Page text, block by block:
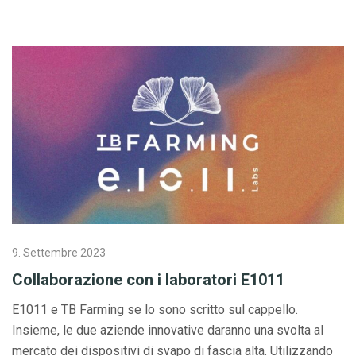
9. Settembre 2023
Collaborazione con i laboratori E1011
E1011 e TB Farming se lo sono scritto sul cappello.
Insieme, le due aziende innovative daranno una svolta al
mercato dei dispositivi di svapo di fascia alta. Utilizzando